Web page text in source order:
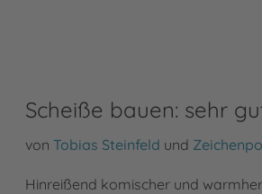
Scheiße bauen: sehr
von Tobias Steinfeld und
Hinreißend komischer und